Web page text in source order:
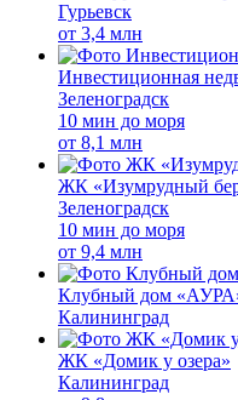
Гурьевск
от 3,4 млн
Инвестиционная
Зеленоградск
10 мин до моря
от 8,1 млн
ЖК «Изумрудный
Зеленоградск
10 мин до моря
от 9,4 млн
Клубный дом
Калининград
ЖК «Домик у озера»
Калининград